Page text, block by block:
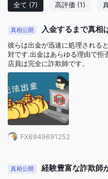
全て (7) 高評価 (1)
真相公開 入金するまで真相
彼らは出金が迅速に処理される
対です.出金はあらゆる理由で拒
店員は完全に詐欺師です。
FX6949691252
真相公開
経験豊富な詐欺師